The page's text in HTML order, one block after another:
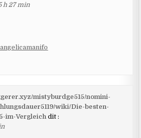
h 27 min
mistyburdge515/nomini-
wiki/Die-besten-
im-Vergleich dit :